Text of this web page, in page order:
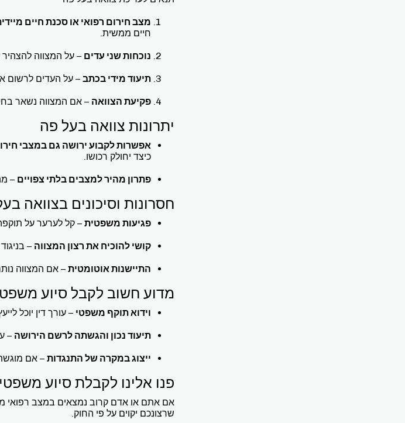
מצב חירום רפואי או סכנת חיים
חיים ממשית.
נוכחות שני עדים – על המצווה להצהיר
תיעוד מידי בכתב – על העדים לרשום
פקיעת הצוואה – אם המצווה נשאר בחיים 30 ימים לאחר שנעלמה סכנת החיים, הצוואה בעל פה
יתרונות צוואה בעל פה
אפשרות לקבוע ירושה גם במצבי
כיצד יחולק רכושו.
פתרון מהיר למצבים בלתי צפויים –
חסרונות וסיכונים בצוואה
פגיעות משפטית – קל לערער על
קושי להוכיח את רצון המצווה –
התיישנות אוטומטית – אם המצווה נותר בחיים 30 ימים לאחר הצהרת הצוואה,
מדוע חשוב לקבל סיוע
וידוא תוקף משפטי – עורך דין יוכל
תיעוד נכון והגשתה לרשם הירושה –
ייצוג במקרה של התנגדות – אם
פנו אלינו לקבלת סיוע
אם אתם או אדם קרוב נמצאים במצב רפואי
שרצונכם יקוים על פי החוק.